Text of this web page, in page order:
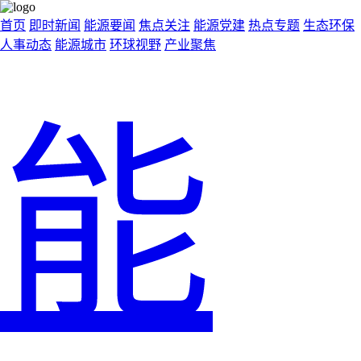
首页 即时新闻 能源要闻 焦点关注 能源党建 热点专题 生态环保
人事动态 能源城市 环球视野 产业聚焦
能